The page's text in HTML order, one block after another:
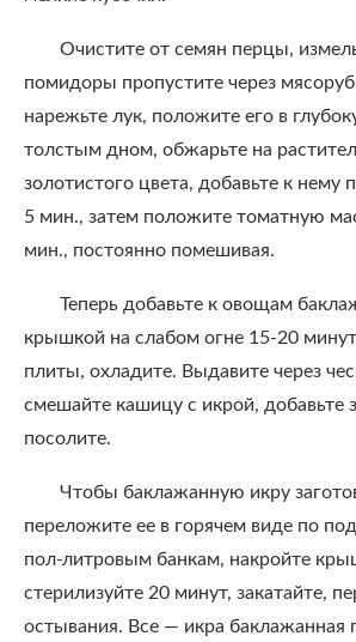
Очистите от семян перцы,
помидоры пропустите через
нарежьте лук, положите его в
толстым дном, обжарьте на
золотистого цвета, добавьте к нему
5 мин., затем положите томатную
мин., постоянно помешивая.
Теперь добавьте к овощам
крышкой на слабом огне 15-20
плиты, охладите. Выдавите через
смешайте кашицу с икрой, добавьте
посолите.
Чтобы баклажанную икру
переложите ее в горячем виде по
пол-литровым банкам, накройте
стерилизуйте 20 минут, закатайте,
остывания. Все — икра баклажанная